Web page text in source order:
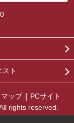
ト
ップ
PCサイト
rights reserved.